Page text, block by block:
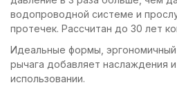
водопроводной системе и
протечек. Рассчитан до 30 лет
Идеальные формы,
рычага добавляет наслаждения
использовании.